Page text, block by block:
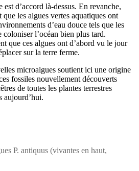
d’accord là-dessus. En revanche,
les algues vertes aquatiques ont
d’eau douce tels que les
coloniser l’océan bien plus tard.
que ces algues ont d’abord vu le jour
sur la terre ferme.
microalgues soutient ici une origine
fossiles nouvellement découverts
de toutes les plantes terrestres
aujourd’hui.
P. antiquus (vivantes en haut,